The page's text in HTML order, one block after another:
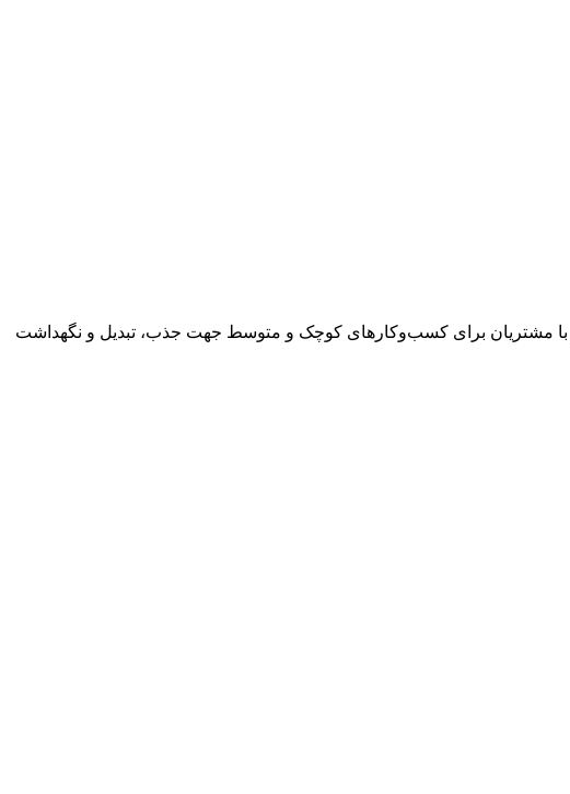
با مشتریان برای کسب‌وکارهای کوچک و متوسط جهت جذب، تبدیل و نگهداشت